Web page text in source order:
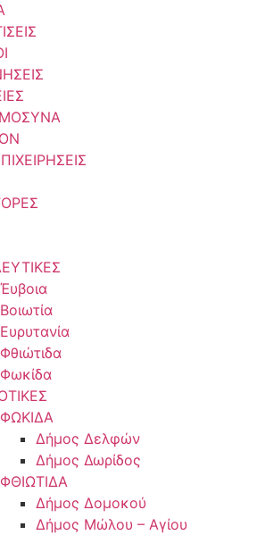
Έυβοια
Βοιωτία
Ευρυτανία
Φθιώτιδα
Φωκίδα
ΦΩΚΙΔΑ
Δήμος Δελφών
Δήμος Δωρίδος
ΦΘΙΩΤΙΔΑ
Δήμος Δομοκού
Δήμος Μώλου – Αγίου